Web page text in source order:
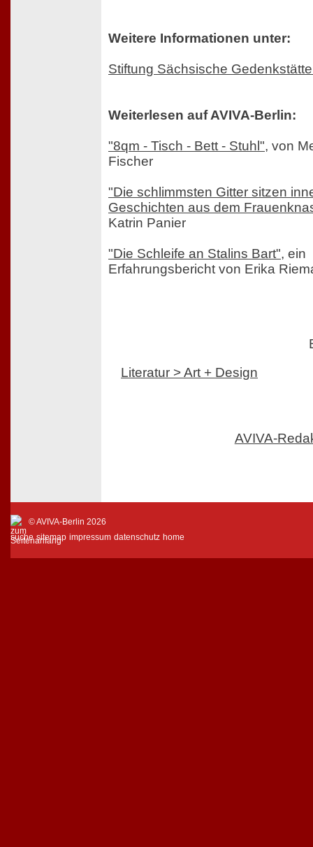
Weitere Informationen unter:
Stiftung Sächsische
Weiterlesen auf AVIVA-Berlin:
"8qm - Tisch - Bett - Stuhl", von
Fischer
"Die schlimmsten Gitter sitzen
Geschichten aus dem
Katrin Panier
"Die Schleife an Stalins Bart", ein
Erfahrungsbericht von Erika
Literatur > Art + Design
AVIVA-
© AVIVA-Berlin 2026
suche sitemap impressum datenschutz home